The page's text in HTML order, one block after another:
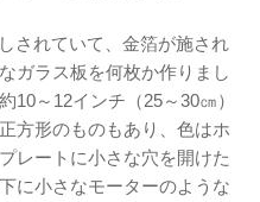
されていて、金箔が施され
ガラス板を何枚か作りまし
10～12インチ（25～30㎝）
方形のものもあり、色はホ
レートに小さな穴を開けた
に小さなモーターのような